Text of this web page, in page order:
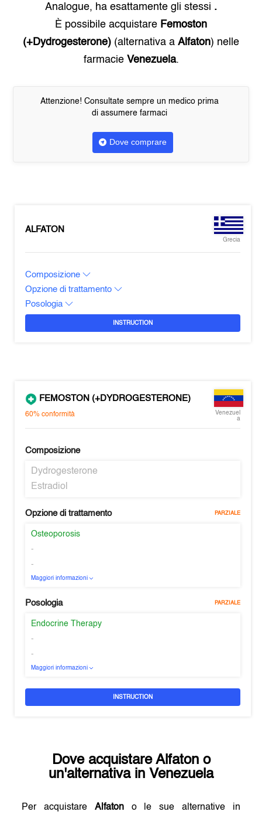
Analogue, ha esattamente gli stessi .
È possibile acquistare Femoston
(+Dydrogesterone) (alternativa a Alfaton) nelle
farmacie Venezuela.
Attenzione! Consultate sempre un medico prima
di assumere farmaci
Dove comprare
ALFATON
Grecia
Composizione
Opzione di trattamento
Posologia
INSTRUCTION
FEMOSTON (+DYDROGESTERONE)
60%conformità
Venezuel
a
Composizione
Dydrogesterone
Estradiol
Opzione di trattamento PARZIALE
Osteoporosis
-
-
Maggiori informazioni
Posologia PARZIALE
Endocrine Therapy
-
-
Maggiori informazioni
INSTRUCTION
Dove acquistare Alfatono
un'alternativa in Venezuela
Per acquistare Alfatono le sue alternative in